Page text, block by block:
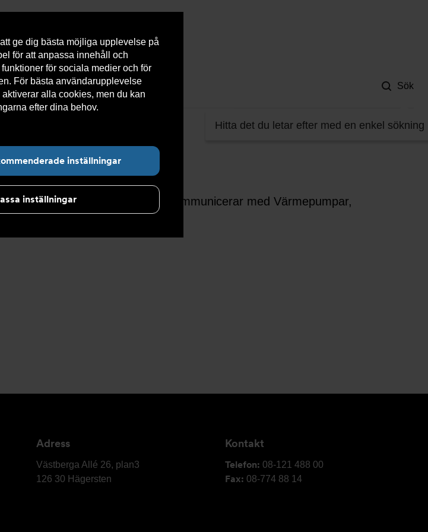
ge dig bästa möjliga upplevelse på
för att anpassa innehåll och
för sociala medier och för
För bästa användarupplevelse
alla cookies, men du kan
efter dina behov.
inställningar
inställningar
HBV Logga in
Hitta det du letar efter med en enkel sökning
Sök
fastighets värmesystem. Vi kommunicerar med Värmepumpar,
av fabrikat.
Adress
Elektro
Västberga Allé 26, plan3
126 30 Hägersten
Kontakt
Telefon: 08-121 488 00
Fax: 08-774 88 14